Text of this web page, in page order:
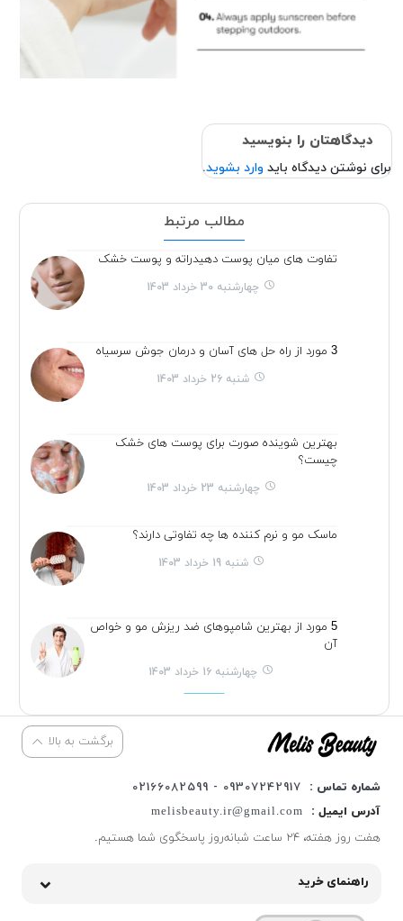
دیدگاهتان را بنویسید
برای نوشتن دیدگاه باید وارد بشوید.
مطالب مرتبط
تفاوت های میان پوست دهیدراته و پوست خشک
چهارشنبه 30 خرداد 1403
3 مورد از راه حل های آسان و درمان جوش سرسیاه
شنبه 26 خرداد 1403
بهترین شوینده صورت برای پوست های خشک
چیست؟
چهارشنبه 23 خرداد 1403
ماسک مو و نرم کننده ها چه تفاوتی دارند؟
شنبه 19 خرداد 1403
5 مورد از بهترین شامپوهای ضد ریزش مو و خواص
آن
چهارشنبه 16 خرداد 1403
برگشت به بالا
شماره تماس :
09307242917 - 02166082599
آدرس ایمیل :
melisbeauty.ir@gmail.com
هفت روز هفته، ۲۴ ساعت شبانه‌روز پاسخگوی شما هستیم.
راهنمای خرید